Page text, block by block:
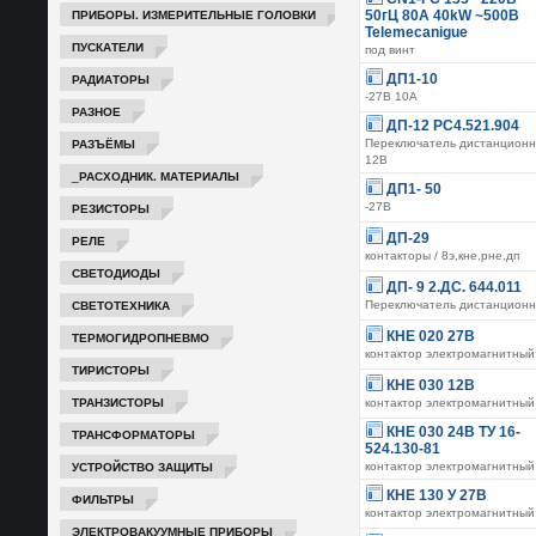
ПРИБОРЫ. ИЗМЕРИТЕЛЬНЫЕ ГОЛОВКИ
ПУСКАТЕЛИ
РАДИАТОРЫ
РАЗНОЕ
РАЗЪЁМЫ
_РАСХОДНИК. МАТЕРИАЛЫ
РЕЗИСТОРЫ
РЕЛЕ
СВЕТОДИОДЫ
СВЕТОТЕХНИКА
ТЕРМОГИДРОПНЕВМО
ТИРИСТОРЫ
ТРАНЗИСТОРЫ
ТРАНСФОРМАТОРЫ
УСТРОЙСТВО ЗАЩИТЫ
ФИЛЬТРЫ
ЭЛЕКТРОВАКУУМНЫЕ ПРИБОРЫ
50гЦ 80A 40kW ~500B
Telemecanigue
под винт
ДП1-10
-27В 10А
ДП-12 РС4.521.904
Переключатель
12В
ДП1- 50
-27В
ДП-29
контакторы / 8э,кне,рне,дп
ДП- 9 2.ДС. 644.011
Переключатель
КНЕ 020 27В
контактор электромагнитный
КНЕ 030 12В
контактор электромагнитный
КНЕ 030 24В ТУ 16-
524.130-81
контактор электромагнитный
КНЕ 130 У 27В
контактор электромагнитный